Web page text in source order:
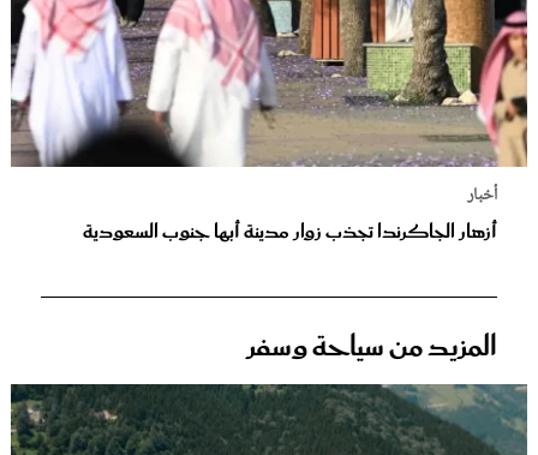
أخبار
أزهار الجاكرندا تجذب زوار مدينة أبها جنوب السعودية
المزيد من سياحة وسفر